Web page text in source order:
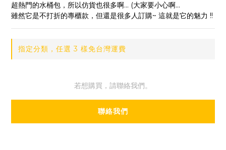
超熱門的水桶包，所以仿貨也很多啊... (大家要小心啊...
雖然它是不打折的專櫃款，但還是很多人訂購~ 這就是它的魅力 !!
指定分類，任選 3 樣免台灣運費
若想購買，請聯絡我們。
聯絡我們